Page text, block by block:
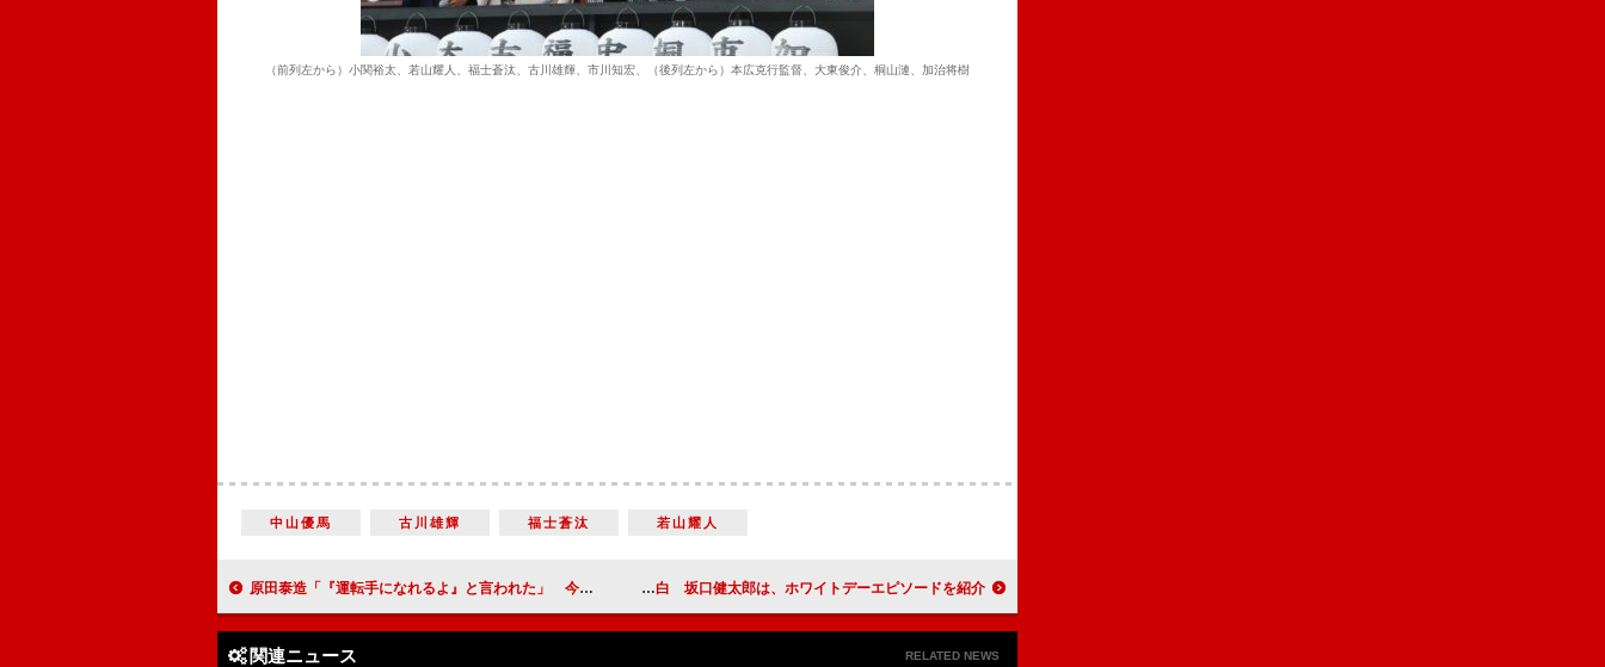
（前列左から）小関裕太、若山耀人、福士蒼汰、古川雄輝、市川知宏、（後列左から）本広克行監督、大東俊介、桐山漣、加治将樹
中山優馬 古川雄輝 福士蒼汰 若山耀人
原田泰造「『運転手になれるよ』と言われた」 今カノと元妻に挟まれ「汗が出てきた」 綾瀬はるか、バレンタインデーの思い出を告白 坂口健太郎は、ホワイトデーエピソードを紹介
関連ニュース RELATED NEWS